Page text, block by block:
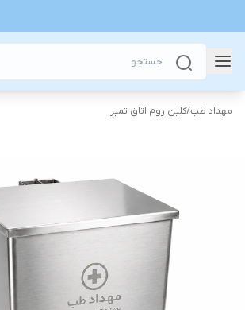
مهداد طب/کلین روم اتاق تمیز